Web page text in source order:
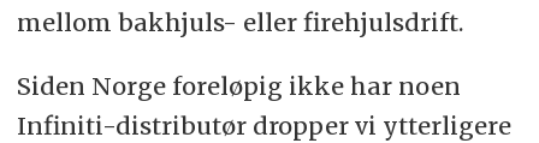
mellom bakhjuls- eller firehjulsdrift.
Siden Norge foreløpig ikke har noen
Infiniti-distributør dropper vi ytterligere